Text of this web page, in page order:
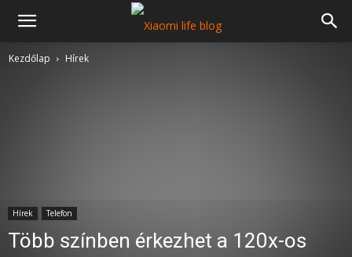
Kezdőlap Hírek
Hírek Telefon
Több színben érkezhet a 120x-os